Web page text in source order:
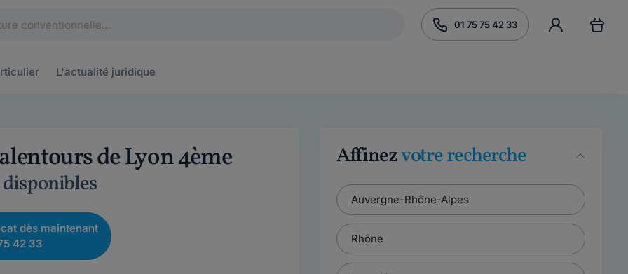
01 75 75 42 33
L'actualité juridique
de Lyon 4ème
disponibles
dès maintenant
42 33
Affinezvotre recherche